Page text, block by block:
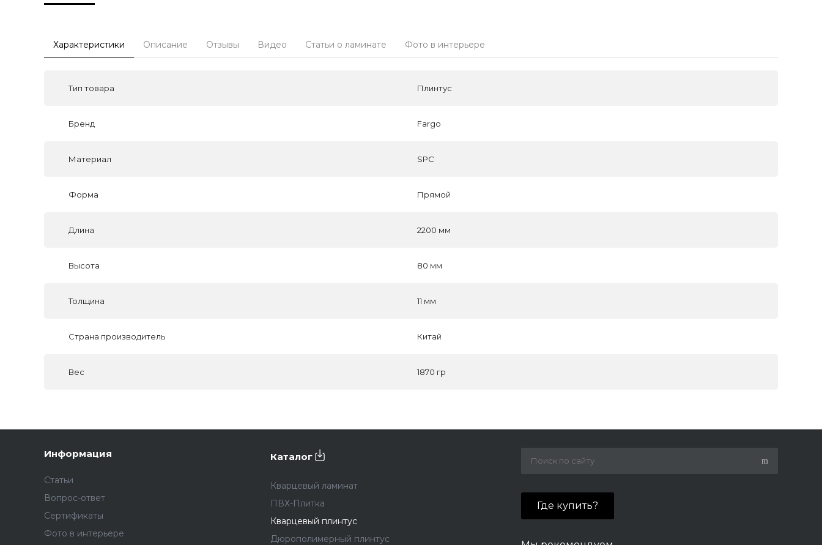
Характеристики Описание Отзывы Видео Статьи о ламинате Фото в интерьере
Тип товара Плинтус
Бренд Fargo
Материал SPC
Форма Прямой
Длина 2200 мм
Высота 80 мм
Толщина 11 мм
Страна производитель Китай
Вес 1870 гр
Информация
Статьи
Вопрос-ответ
Сертификаты
Фото в интерьере
Каталог
Кварцевый ламинат
ПВХ-Плитка
Кварцевый плинтус
Дюрополимерный плинтус
Где купить?